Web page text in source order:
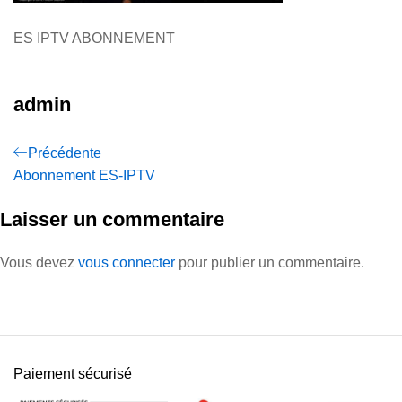
ES IPTV ABONNEMENT
admin
Précédente
Abonnement ES-IPTV
Laisser un commentaire
Vous devez vous connecter pour publier un commentaire.
Paiement sécurisé